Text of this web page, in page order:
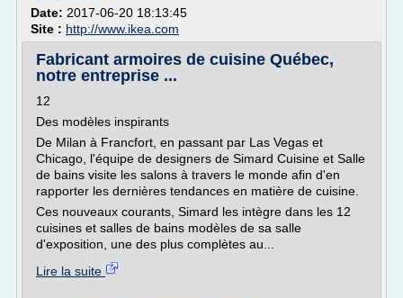
Date: 2017-06-20 18:13:45
Site : http://www.ikea.com
Fabricant armoires de cuisine Québec,
notre entreprise ...
12
Des modèles inspirants
De Milan à Francfort, en passant par Las Vegas et
Chicago, l'équipe de designers de Simard Cuisine et Salle
de bains visite les salons à travers le monde afin d'en
rapporter les dernières tendances en matière de cuisine.
Ces nouveaux courants, Simard les intègre dans les 12
cuisines et salles de bains modèles de sa salle
d'exposition, une des plus complètes au...
Lire la suite